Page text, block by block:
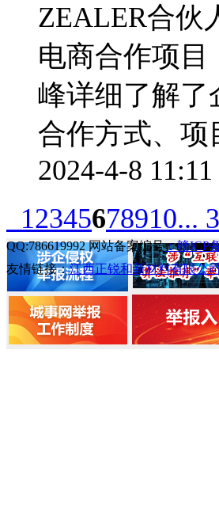
ZEALER合伙
电商合作项
峰详细了解了
合作方式、项
2024-4-8 11:11
12345678910...
QQ:786619992 网站备案编号：赣ICP
友情链接：江西正锐和新材料有限公